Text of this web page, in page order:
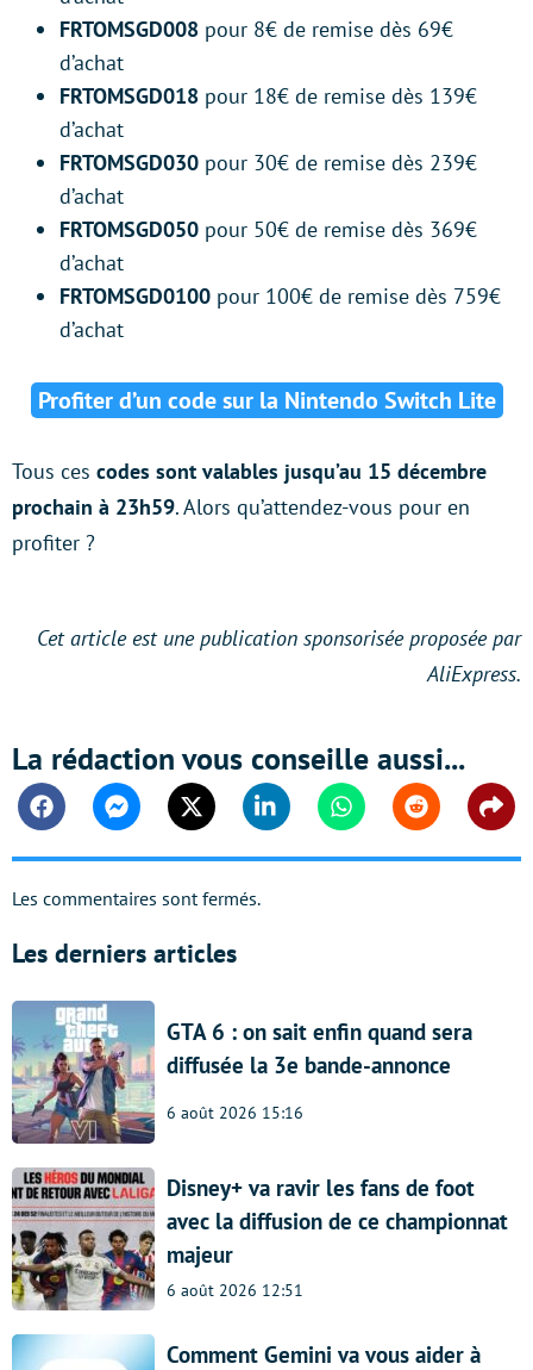
FRTOMSGD008 pour 8€ de remise dès 69€
d’achat
FRTOMSGD018 pour 18€ de remise dès 139€
d’achat
FRTOMSGD030 pour 30€ de remise dès 239€
d’achat
FRTOMSGD050 pour 50€ de remise dès 369€
d’achat
FRTOMSGD0100 pour 100€ de remise dès 759€
d’achat
Profiter d’un code sur la Nintendo Switch Lite
Tous ces codes sont valables jusqu’au 15 décembre
prochain à 23h59. Alors qu’attendez-vous pour en
profiter ?
Cet article est une publication sponsorisée proposée par
AliExpress.
La rédaction vous conseille aussi...
FacebookMessengerTwitter Linkedin WhatsappReddit
Les commentaires sont fermés.
Les derniers articles
GTA 6 : on sait enfin quand sera
diffusée la 3e bande-annonce
6 août 2026 15:16
Disney+ va ravir les fans de foot
avec la diffusion de ce championnat
majeur
6 août 2026 12:51
Comment Gemini va vous aider à